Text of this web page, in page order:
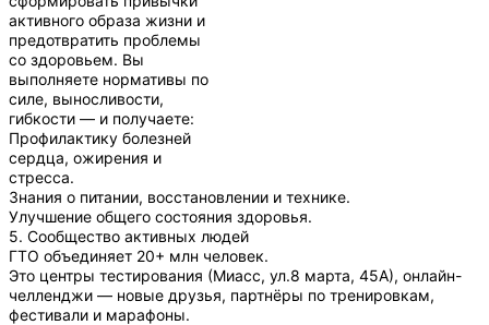
активного образа жизни и
предотвратить проблемы
со здоровьем. Вы
выполняете нормативы по
силе, выносливости,
гибкости — и получаете:
Профилактику болезней
сердца, ожирения и
стресса.
Знания о питании, восстановлении и технике.
Улучшение общего состояния здоровья.
5. Сообщество активных людей
ГТО объединяет 20+ млн человек.
Это центры тестирования (Миасс, ул.8 марта, 45А), онлайн-
челленджи — новые друзья, партнёры по тренировкам,
фестивали и марафоны.